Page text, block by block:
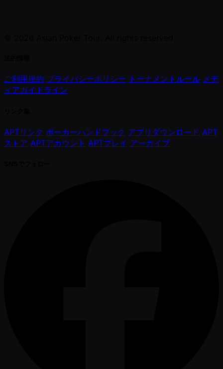
ご利用規約 プライバシーポリシー トーナメントルール メデ
ィアガイドライン
APTリンク ポーカーハンドブック アプリダウンロード APT
ストア APTアカウント APTプレイ アーカイブ